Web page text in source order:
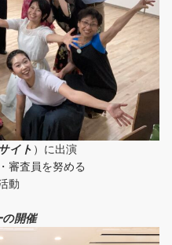
イト ）に出演
審査員を努める
動
開催